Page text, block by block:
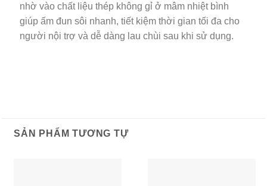
nhờ vào chất liệu thép không gỉ ở mâm nhiệt bình
giúp ấm đun sôi nhanh, tiết kiệm thời gian tối đa cho
người nội trợ và dễ dàng lau chùi sau khi sử dụng.
SẢN PHẨM TƯƠNG TỰ